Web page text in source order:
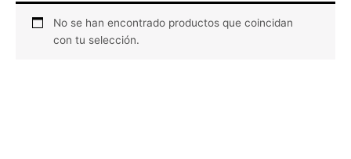
No se han encontrado productos que coincidan
con tu selección.